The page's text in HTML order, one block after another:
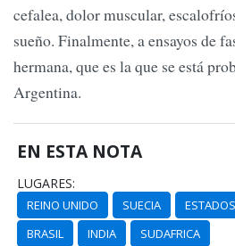
cefalea, dolor muscular,
sueño. Finalmente, a ensayos de
hermana, que es la que se está
Argentina.
EN ESTA NOTA
LUGARES:
REINO UNIDO SUECIA
BRASIL
INDIA SUDAFRICA